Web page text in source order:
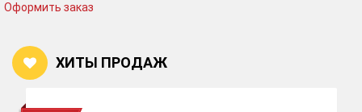
Оформить заказ
ХИТЫ ПРОДАЖ